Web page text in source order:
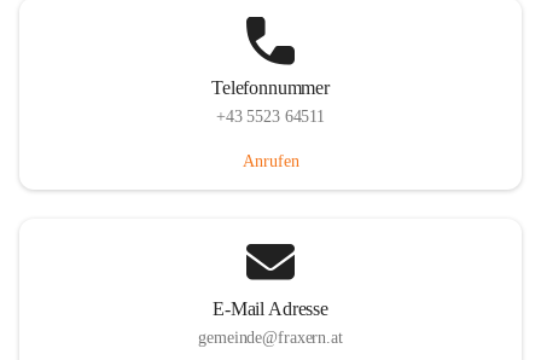
Telefonnummer
+43 5523 64511
Anrufen
E-Mail Adresse
gemeinde@fraxern.at